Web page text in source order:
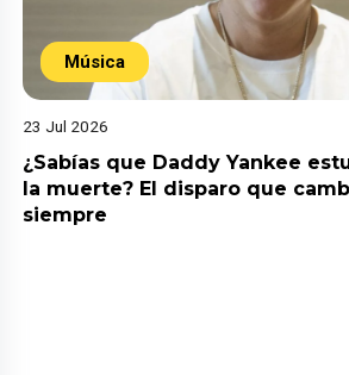
Música
23 Jul 2026
¿Sabías que Daddy Yankee
la muerte? El disparo que
siempre